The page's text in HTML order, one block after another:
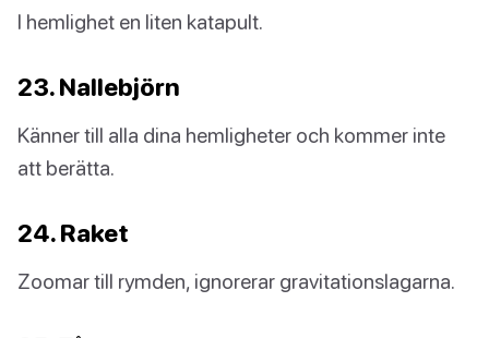
I hemlighet en liten katapult.
23. Nallebjörn
Känner till alla dina hemligheter och kommer inte
att berätta.
24. Raket
Zoomar till rymden, ignorerar gravitationslagarna.